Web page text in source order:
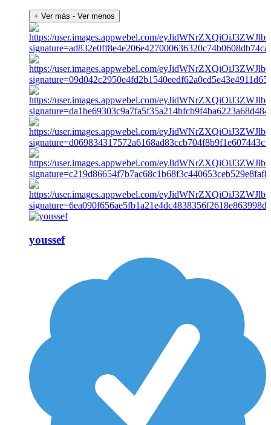
+ Ver más - Ver menos
youssef